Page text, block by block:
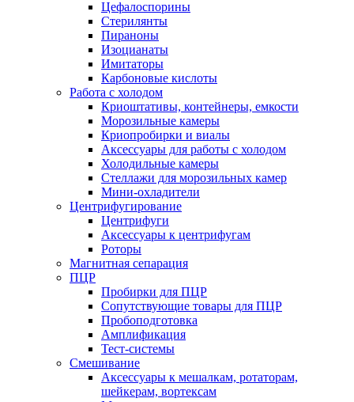
Цефалоспорины
Стерилянты
Пираноны
Изоцианаты
Имитаторы
Карбоновые кислоты
Работа с холодом
Криоштативы, контейнеры, емкости
Морозильные камеры
Криопробирки и виалы
Аксессуары для работы с холодом
Холодильные камеры
Стеллажи для морозильных камер
Мини-охладители
Центрифугирование
Центрифуги
Аксессуары к центрифугам
Роторы
Магнитная сепарация
ПЦР
Пробирки для ПЦР
Сопутствующие товары для ПЦР
Пробоподготовка
Амплификация
Тест-системы
Смешивание
Аксессуары к мешалкам, ротаторам,
шейкерам, вортексам